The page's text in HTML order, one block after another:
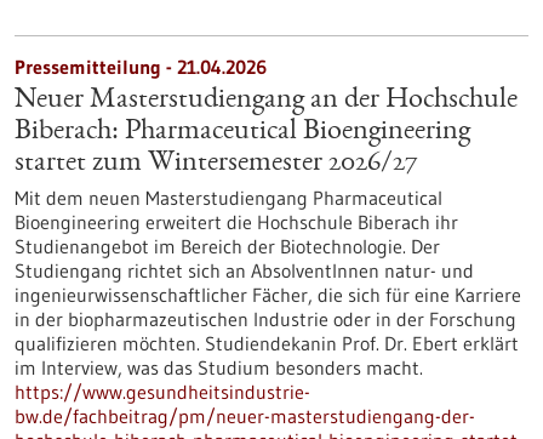
Pressemitteilung - 21.04.2026
Neuer Masterstudiengang an der Hochschule
Biberach: Pharmaceutical Bioengineering
startet zum Wintersemester 2026/27
Mit dem neuen Masterstudiengang Pharmaceutical
Bioengineering erweitert die Hochschule Biberach ihr
Studienangebot im Bereich der Biotechnologie. Der
Studiengang richtet sich an AbsolventInnen natur- und
ingenieurwissenschaftlicher Fächer, die sich für eine Karriere
in der biopharmazeutischen Industrie oder in der Forschung
qualifizieren möchten. Studiendekanin Prof. Dr. Ebert erklärt
im Interview, was das Studium besonders macht.
https://www.gesundheitsindustrie-
bw.de/fachbeitrag/pm/neuer-masterstudiengang-der-